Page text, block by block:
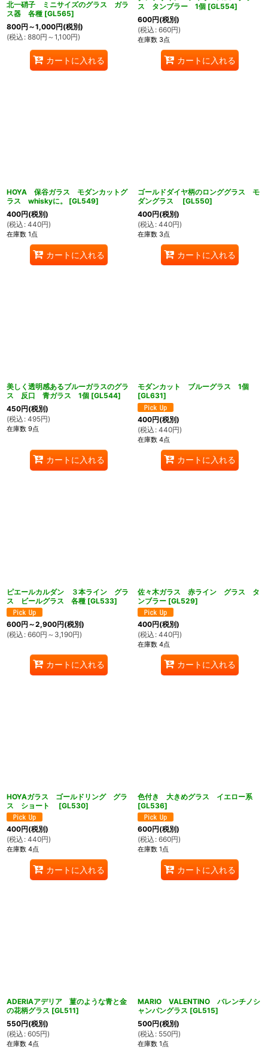
北一硝子 ミニサイズのグラス ガラ
ス器 各種 [GL565]
800円 ～1,000円(税別)
(税込 : 880円 ～1,100円)
カートに入れる
ス タンブラー 1個 [GL554]
600円(税別)
(税込 : 660円)
在庫数 3点
カートに入れる
HOYA 保谷ガラス モダンカットグ
ラス whiskyに。
[GL549]
400円(税別)
(税込 : 440円)
在庫数 1点
カートに入れる
ゴールドダイヤ柄のロンググラス モ
ダングラス
[GL550]
400円(税別)
(税込 : 440円)
在庫数 3点
カートに入れる
美しく透明感あるブルーガラスのグラ
ス 反口 青ガラス 1個 [GL544]
450円(税別)
(税込 : 495円)
在庫数 9点
カートに入れる
モダンカット ブルーグラス 1個
[GL631]
400円(税別)
(税込 : 440円)
在庫数 4点
カートに入れる
ピエールカルダン ３本ライン グラ
ス ビールグラス 各種 [GL533]
600円 ～2,900円(税別)
(税込 : 660円 ～3,190円)
カートに入れる
佐々木ガラス 赤ライン グラス タ
ンブラー [GL529]
400円(税別)
(税込 : 440円)
在庫数 4点
カートに入れる
HOYAガラス ゴールドリング グラ
ス ショート
[GL530]
400円(税別)
(税込 : 440円)
在庫数 4点
カートに入れる
色付き 大きめグラス イエロー系
[GL536]
600円(税別)
(税込 : 660円)
在庫数 1点
カートに入れる
ADERIAアデリア 菫のような青と金
の花柄グラス [GL511]
550円(税別)
(税込 : 605円)
在庫数 4点
MARIO VALENTINO バレンチノシ
ャンパングラス [GL515]
500円(税別)
(税込 : 550円)
在庫数 1点